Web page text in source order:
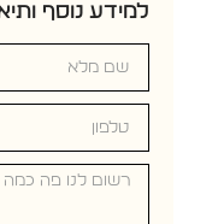
למידע נוסף